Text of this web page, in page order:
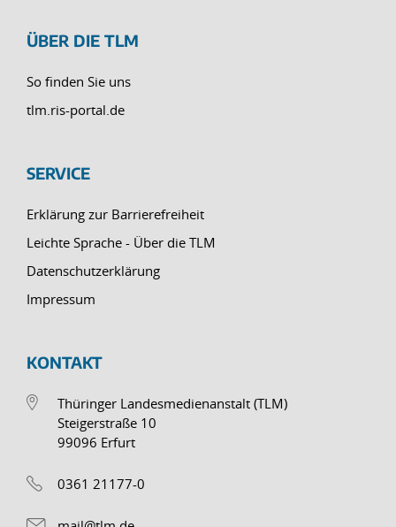
ÜBER DIE TLM
So finden Sie uns
tlm.ris-portal.de
SERVICE
Erklärung zur Barrierefreiheit
Leichte Sprache - Über die TLM
Datenschutzerklärung
Impressum
KONTAKT
Thüringer Landesmedienanstalt (TLM)
Steigerstraße 10
99096 Erfurt
0361 21177-0